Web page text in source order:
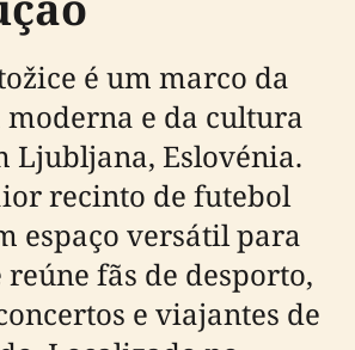
é um marco da
e da cultura
Ljubljana, Eslovénia.
recinto de futebol
espaço versátil para
reúne fãs de desporto,
e viajantes de